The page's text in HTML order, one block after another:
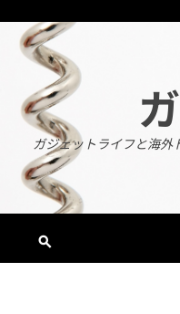
content
ガジェットライフと海外